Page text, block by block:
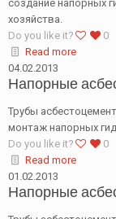
создание напорных
хозяйства.
Do you like it?
0
Read more
04.02.2013
Напорные
Трубы
монтаж напорных
Do you like it?
0
Read more
01.02.2013
Напорные